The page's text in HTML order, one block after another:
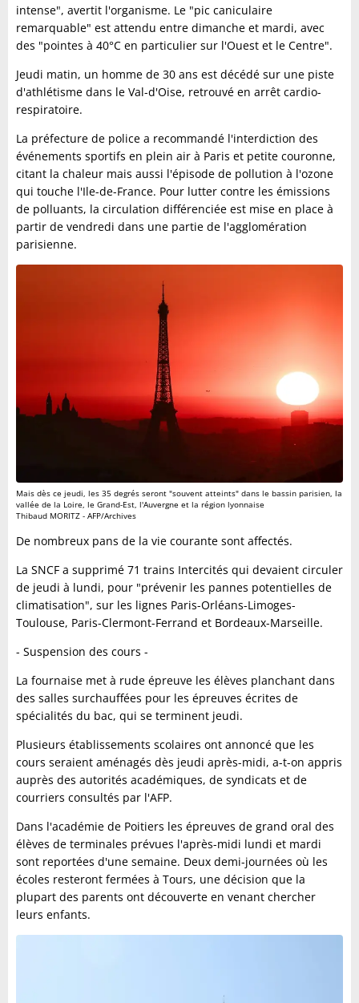
intense", avertit l'organisme. Le "pic caniculaire
remarquable" est attendu entre dimanche et mardi, avec
des "pointes à 40°C en particulier sur l'Ouest et le Centre".
Jeudi matin, un homme de 30 ans est décédé sur une piste
d'athlétisme dans le Val-d'Oise, retrouvé en arrêt cardio-
respiratoire.
La préfecture de police a recommandé l'interdiction des
événements sportifs en plein air à Paris et petite couronne,
citant la chaleur mais aussi l'épisode de pollution à l'ozone
qui touche l'Ile-de-France. Pour lutter contre les émissions
de polluants, la circulation différenciée est mise en place à
partir de vendredi dans une partie de l'agglomération
parisienne.
Mais dès ce jeudi, les 35 degrés seront "souvent atteints" dans le bassin parisien, la
vallée de la Loire, le Grand-Est, l'Auvergne et la région lyonnaise
Thibaud MORITZ - AFP/Archives
De nombreux pans de la vie courante sont affectés.
La SNCF a supprimé 71 trains Intercités qui devaient circuler
de jeudi à lundi, pour "prévenir les pannes potentielles de
climatisation", sur les lignes Paris-Orléans-Limoges-
Toulouse, Paris-Clermont-Ferrand et Bordeaux-Marseille.
- Suspension des cours -
La fournaise met à rude épreuve les élèves planchant dans
des salles surchauffées pour les épreuves écrites de
spécialités du bac, qui se terminent jeudi.
Plusieurs établissements scolaires ont annoncé que les
cours seraient aménagés dès jeudi après-midi, a-t-on appris
auprès des autorités académiques, de syndicats et de
courriers consultés par l'AFP.
Dans l'académie de Poitiers les épreuves de grand oral des
élèves de terminales prévues l'après-midi lundi et mardi
sont reportées d'une semaine. Deux demi-journées où les
écoles resteront fermées à Tours, une décision que la
plupart des parents ont découverte en venant chercher
leurs enfants.